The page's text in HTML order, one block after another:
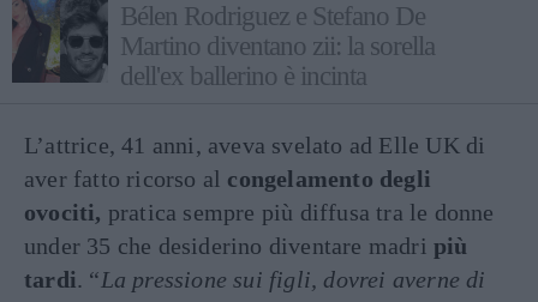
Bélen Rodriguez e Stefano De
Martino diventano zii: la sorella
dell'ex ballerino è incinta
L’attrice, 41 anni, aveva svelato ad Elle UK di
aver fatto ricorso al congelamento degli
ovociti, pratica sempre più diffusa tra le donne
under 35 che desiderino diventare madripiù
tardi. “La pressione sui figli, dovrei averne di